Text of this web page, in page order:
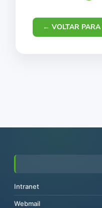
← VOLTAR
Intranet
Webmail